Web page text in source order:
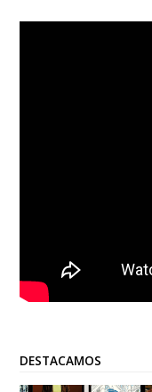
DESTACAMOS